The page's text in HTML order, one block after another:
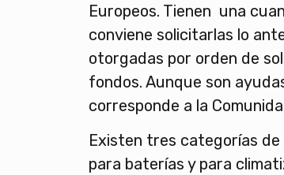
Europeos. Tienen una
conviene solicitarlas lo
otorgadas por orden de
fondos. Aunque son
corresponde a la
Existen tres categorías
para baterías y para